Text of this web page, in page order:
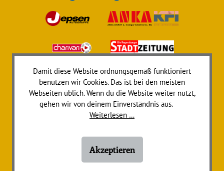
Damit diese Website ordnungsgemäß funktioniert
benutzen wir Cookies. Das ist bei den meisten
Webseiten üblich. Wenn du die Website weiter nutzt,
gehen wir von deinem Einverständnis aus.
Weiterlesen …
Akzeptieren